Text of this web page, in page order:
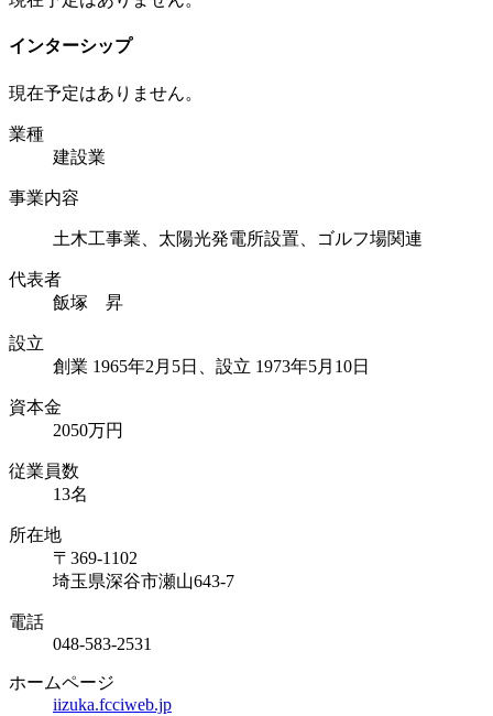
インターシップ
現在予定はありません。
業種
建設業
事業内容
土木工事業、太陽光発電所設置、ゴルフ場関連
代表者
飯塚 昇
設立
創業 1965年2月5日、設立 1973年5月10日
資本⾦
2050万円
従業員数
13名
所在地
〒369-1102
埼玉県深谷市瀬山643-7
電話
048-583-2531
ホームページ
iizuka.fcciweb.jp